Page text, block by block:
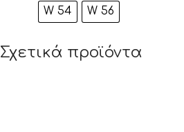
W 54 W 56
Σχετικά προϊόντα